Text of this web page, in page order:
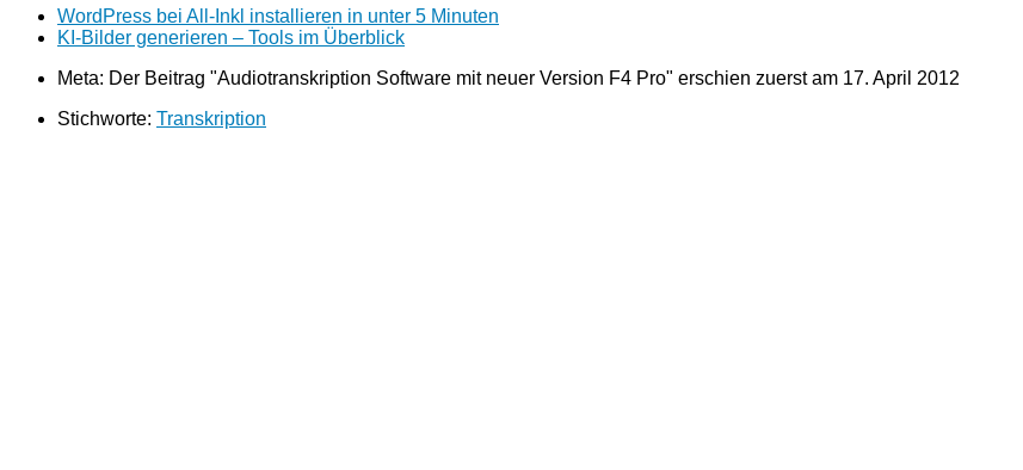
WordPress bei All-Inkl installieren in unter 5 Minuten
KI-Bilder generieren – Tools im Überblick
Meta: Der Beitrag "Audiotranskription Software mit neuer Version F4 Pro" erschien zuerst am 17. April 2012
Stichworte: Transkription